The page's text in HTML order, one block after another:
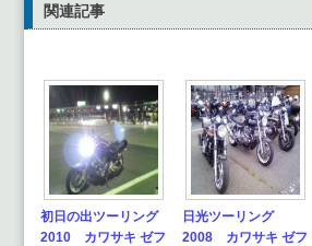
関連記事
初日の出ツーリング
2010 カワサキ ゼフ
日光ツーリング
2008 カワサキ ゼフ